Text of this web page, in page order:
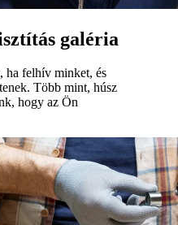
galéria
ha felhív minket, és
Több mint, húsz
hogy az Ön